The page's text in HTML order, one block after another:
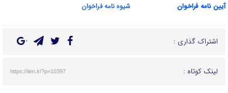
آیین نامه فراخوان
شیوه نامه فراخوان
اشتراک گذاری :
لینک کوتاه : https://iien.ir/?p=10397